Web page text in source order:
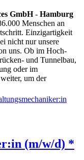
GmbH- Hamburg
Menschen an
Einzigartigkeit
nicht nur unsere
uns. Ob im Hoch-
und Tunnelbau,
oder im
um der
(m/w/d) *